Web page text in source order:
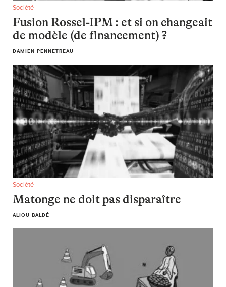
Fusion Rossel-IPM : et si on changeait de modèle (de
Société
Fusion Rossel-IPM : et si on changeait
de modèle (de financement) ?
DAMIEN PENNETREAU
Matonge ne doit pas disparaître
Société
Matonge ne doit pas disparaître
ALIOU BALDÉ